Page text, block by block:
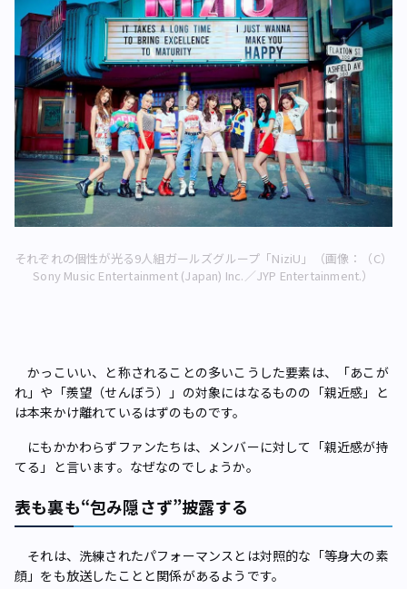
それぞれの個性が光る9人組ガールズグループ「NiziU」（画像：（C）
Sony Music Entertainment (Japan) Inc.／JYP Entertainment.）
かっこいい、と称されることの多いこうした要素は、「あこが
れ」や「羨望（せんぼう）」の対象にはなるものの「親近感」と
は本来かけ離れているはずのものです。
にもかかわらずファンたちは、メンバーに対して「親近感が持
てる」と言います。なぜなのでしょうか。
表も裏も“包み隠さず”披露する
それは、洗練されたパフォーマンスとは対照的な「等身大の素
顔」をも放送したことと関係があるようです。